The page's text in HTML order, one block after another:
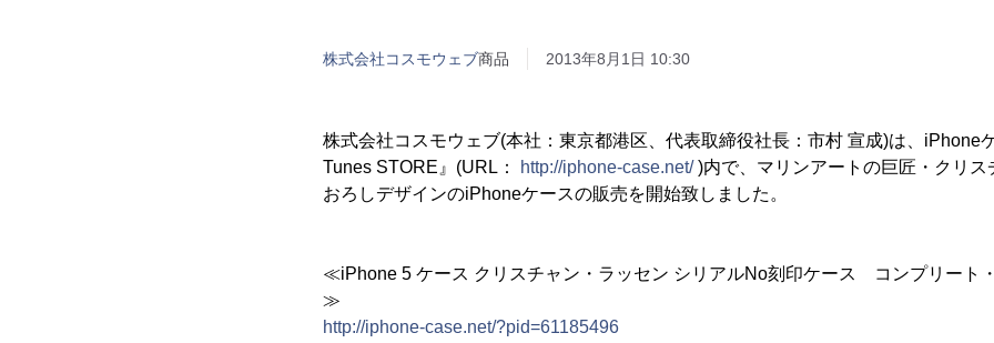
株式会社コスモウェブ商品 2013年8月1日 10:30
株式会社コスモウェブ(本社：東京都港区、代表取締役社長：市村 宣成)は、iPhone
Tunes STORE』(URL：
http://iphone-case.net/)内で、マリンアートの巨匠・クリス
おろしデザインのiPhoneケースの販売を開始致しました。
≪iPhone 5 ケース クリスチャン・ラッセン シリアルNo刻印ケース コンプリート
≫
http://iphone-case.net/?pid=61185496